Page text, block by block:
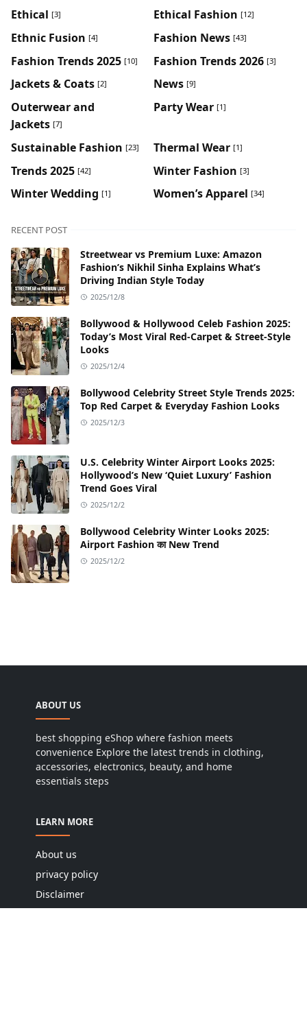
Ethical [3] Ethical Fashion [12]
Ethnic Fusion [4] Fashion News [43]
Fashion Trends 2025 [10] Fashion Trends 2026 [3]
Jackets & Coats [2] News [9]
Outerwear and
Jackets [7]
Party Wear [1]
Sustainable Fashion [23] Thermal Wear [1]
Trends 2025 [42] Winter Fashion [3]
Winter Wedding [1] Women’s Apparel [34]
RECENT POST
Streetwear vs Premium Luxe: Amazon
Fashion’s Nikhil Sinha Explains What’s
Driving Indian Style Today
2025/12/8
Bollywood & Hollywood Celeb Fashion 2025:
Today’s Most Viral Red-Carpet & Street-Style
Looks
2025/12/4
Bollywood Celebrity Street Style Trends 2025:
Top Red Carpet & Everyday Fashion Looks
2025/12/3
U.S. Celebrity Winter Airport Looks 2025:
Hollywood’s New ‘Quiet Luxury’ Fashion
Trend Goes Viral
2025/12/2
Bollywood Celebrity Winter Looks 2025:
Airport Fashion का New Trend
2025/12/2
ABOUT US
best shopping eShop where fashion meets
convenience Explore the latest trends in clothing,
accessories, electronics, beauty, and home
essentials steps
LEARN MORE
About us
privacy policy
Disclaimer